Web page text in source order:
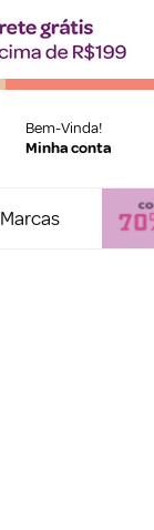
Bem-Vinda!
Marcas